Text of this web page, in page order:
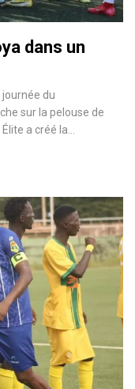
dans un
du
sur la pelouse de
a créé la…